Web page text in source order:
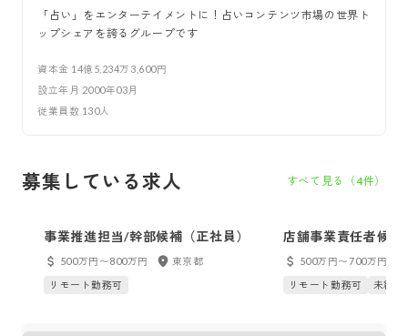
「占い」をエンターテイメントに！占いコンテンツ市場の世界ト
ップシェアを誇るグループです
資本金 14億5,234万3,600円
設立年月 2000年03月
従業員数 130人
募集している求人 すべて見る（4件）
事業推進担当/幹部候補（正社員）
500万円〜800万円
東京都
リモート勤務可
店舗事業責任者候補
500万円〜700万円
リモート勤務可
未経験